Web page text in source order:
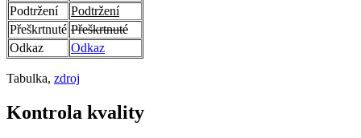
Podtržení
Podtržení
Přeškrtnuté Přeškrtnuté
Odkaz
Odkaz
Tabulka, zdroj
Kontrola kvality